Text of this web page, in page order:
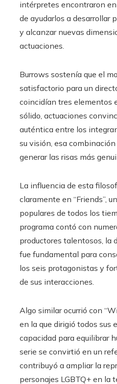
intérpretes encontraron
de ayudarlos a desarrollar
y alcanzar nuevas
actuaciones.
Burrows sostenía que el
satisfactorio para un
coincidían tres elementos
sólido, actuaciones
auténtica entre los
su visión, esa
generar las risas más
La influencia de esta
claramente en “Friends”,
populares de todos los
programa contó con
productores talentosos, la
fue fundamental para
los seis protagonistas y
de sus interacciones.
Algo similar ocurrió con
en la que dirigió todos sus
capacidad para equilibrar
serie se convirtió en un
contribuyó a ampliar la
personajes LGBTQ+ en la